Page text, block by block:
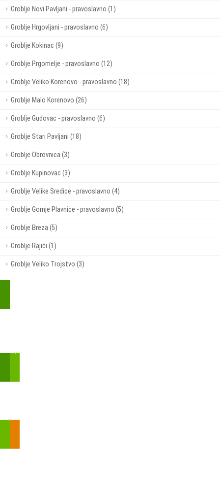
Groblje Novi Pavljani - pravoslavno (1)
Groblje Hrgovljani - pravoslavno (6)
Groblje Kokinac (9)
Groblje Prgomelje - pravoslavno (12)
Groblje Veliko Korenovo - pravoslavno (18)
Groblje Malo Korenovo (26)
Groblje Gudovac - pravoslavno (6)
Groblje Stari Pavljani (18)
Groblje Obrovnica (3)
Groblje Kupinovac (3)
Groblje Velike Sredice - pravoslavno (4)
Groblje Gornje Plavnice - pravoslavno (5)
Groblje Breza (5)
Groblje Rajići (1)
Groblje Veliko Trojstvo (3)